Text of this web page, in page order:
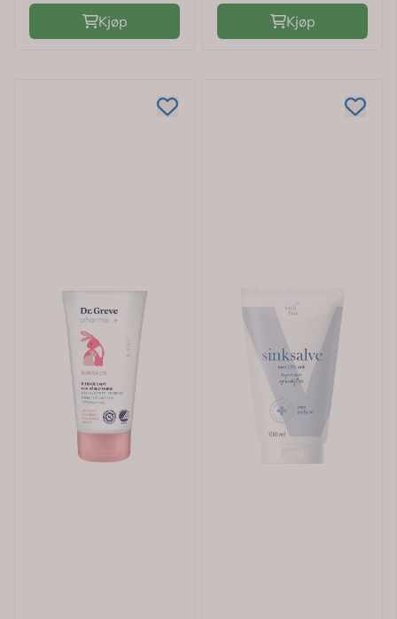
Kjøp Kjøp